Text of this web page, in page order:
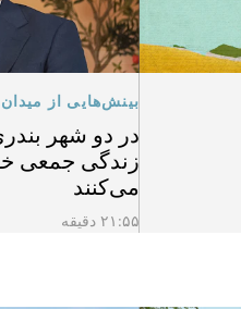
بینش‌هایی از
در دو شهر
زندگی جمعی
می‌کنند
۲۱:۵۵ دقیقه